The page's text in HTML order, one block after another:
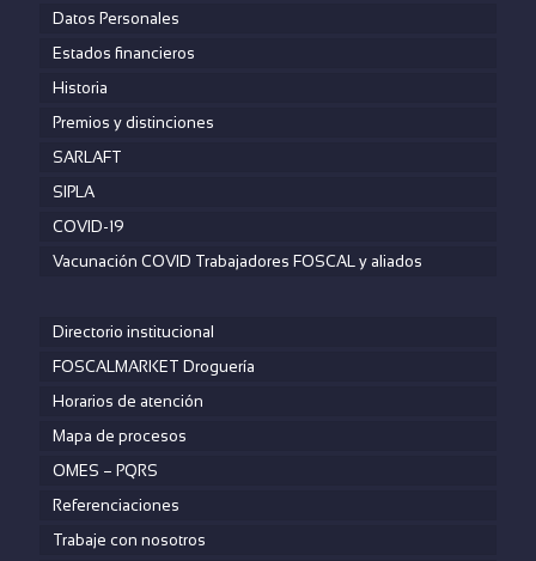
Datos Personales
Estados financieros
Historia
Premios y distinciones
SARLAFT
SIPLA
COVID-19
Vacunación COVID Trabajadores FOSCAL y aliados
Directorio institucional
FOSCALMARKET Droguería
Horarios de atención
Mapa de procesos
OMES – PQRS
Referenciaciones
Trabaje con nosotros